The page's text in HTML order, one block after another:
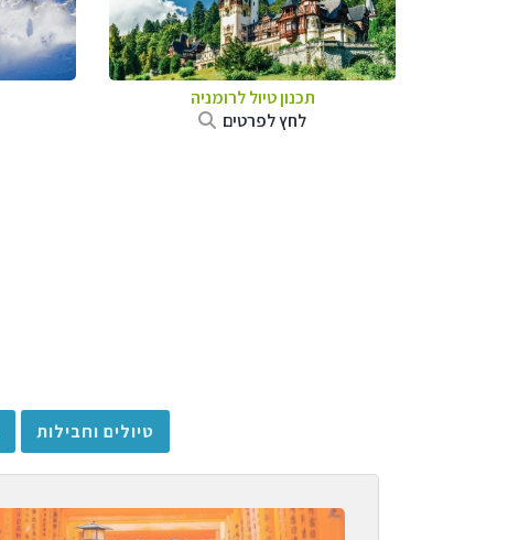
תכנון טיול לרומניה
לחץ לפרטים
טיולים וחבילות